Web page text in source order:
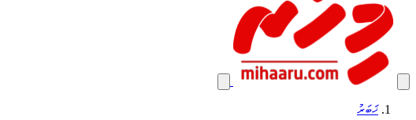
ޚަބަރު